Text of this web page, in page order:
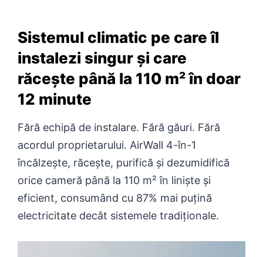
Sistemul climatic pe care îl
instalezi singur și care
răcește până la 110 m² în doar
12 minute
Fără echipă de instalare. Fără găuri. Fără
acordul proprietarului. AirWall 4-în-1
încălzește, răcește, purifică și dezumidifică
orice cameră până la 110 m² în liniște și
eficient, consumând cu 87% mai puțină
electricitate decât sistemele tradiționale.